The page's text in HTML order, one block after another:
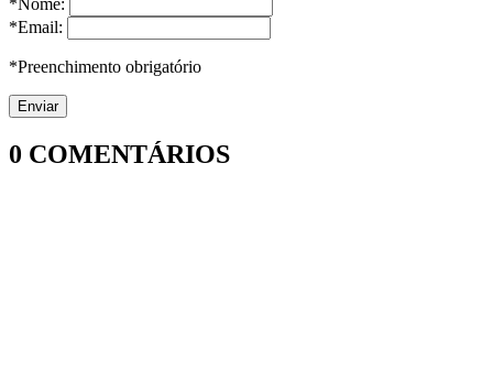
*Nome:
*Email:
*Preenchimento obrigatório
0 COMENTÁRIOS